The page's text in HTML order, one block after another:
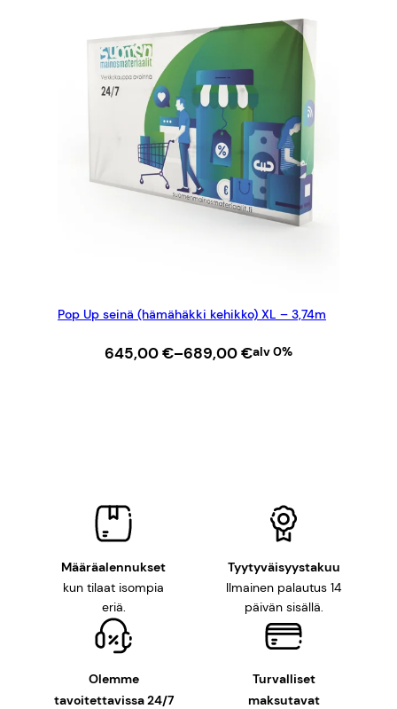
Pop Up seinä (hämähäkki kehikko) XL – 3,74m
645,00€–689,00€
Hintaluokka:
alv 0%
Määräalennukset
kun tilaat isompia
eriä.
Tyytyväisyystakuu
Ilmainen palautus 14
päivän sisällä.
Olemme
tavoitettavissa 24/7
Turvalliset
maksutavat